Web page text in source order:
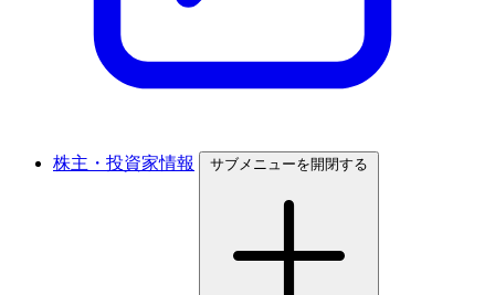
株主・投資家情報 サブメニューを開閉する